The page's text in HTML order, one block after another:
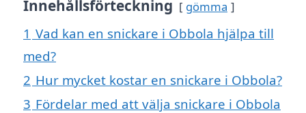
Innehållsförteckning gömma
1 Vad kan en snickare i Obbola hjälpa till
med?
2 Hur mycket kostar en snickare i Obbola?
3 Fördelar med att välja snickare i Obbola